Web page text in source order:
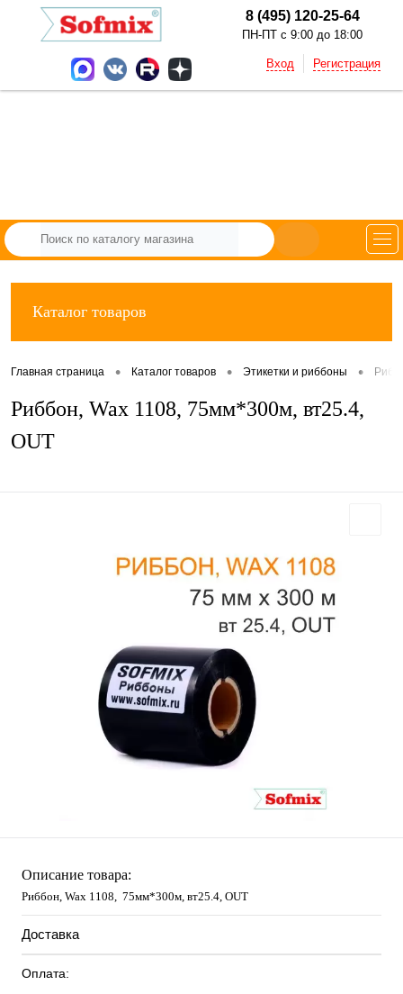
8 (495) 120-25-64
ПН-ПТ с 9:00 до 18:00
Вход Регистрация
Каталог товаров
Главная страница • Каталог товаров • Этикетки и риббоны •
Риббон, Wax 1108, 75мм*300м, вт25.4,
OUT
Описание товара:
Риббон, Wax 1108, 75мм*300м, вт25.4, OUT
Доставка
Оплата: